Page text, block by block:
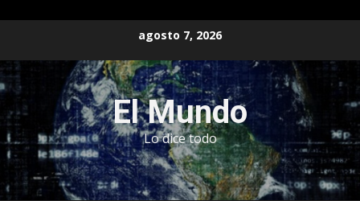
contenido
agosto 7, 2026
El Mundo
Lo dice todo